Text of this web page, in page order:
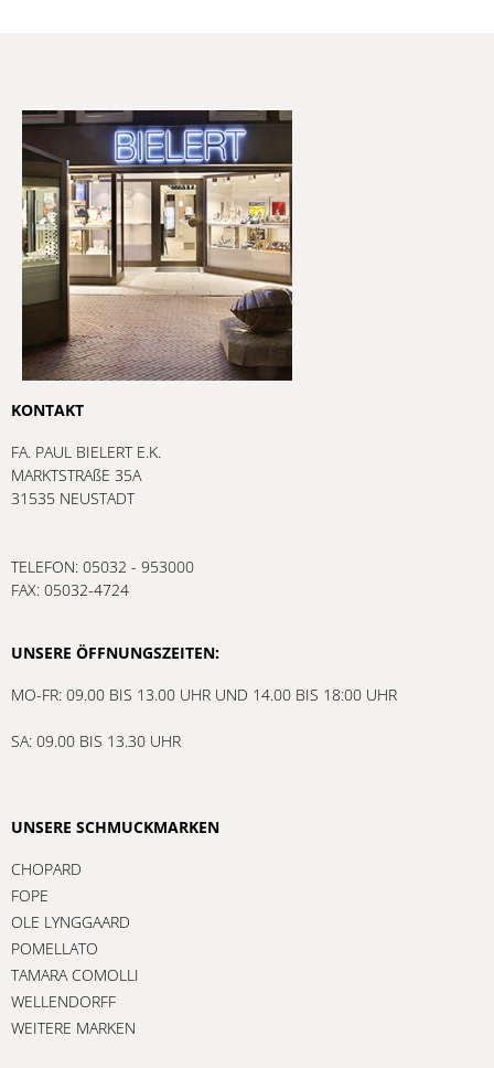
KONTAKT
FA. PAUL BIELERT E.K.
MARKTSTRAßE 35A
31535 NEUSTADT
TELEFON: 05032 - 953000
FAX: 05032-4724
UNSERE ÖFFNUNGSZEITEN:
MO-FR: 09.00 BIS 13.00 UHR UND 14.00 BIS 18:00 UHR
SA: 09.00 BIS 13.30 UHR
UNSERE SCHMUCKMARKEN
CHOPARD
FOPE
OLE LYNGGAARD
POMELLATO
TAMARA COMOLLI
WELLENDORFF
WEITERE MARKEN